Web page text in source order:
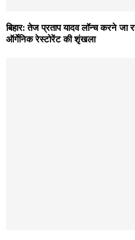
बिहार: तेज प्रताप यादव लॉन्च करने
ऑर्गेनिक रेस्टोरेंट की शृंखला